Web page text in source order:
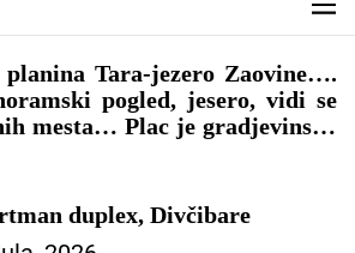
M
e
u
Tara-jezero Zaovine….
pogled, jesero, vidi se
mesta… Plac je gradjevinsko
sve 1/1..kontakt 0616062909
duplex, Divčibare